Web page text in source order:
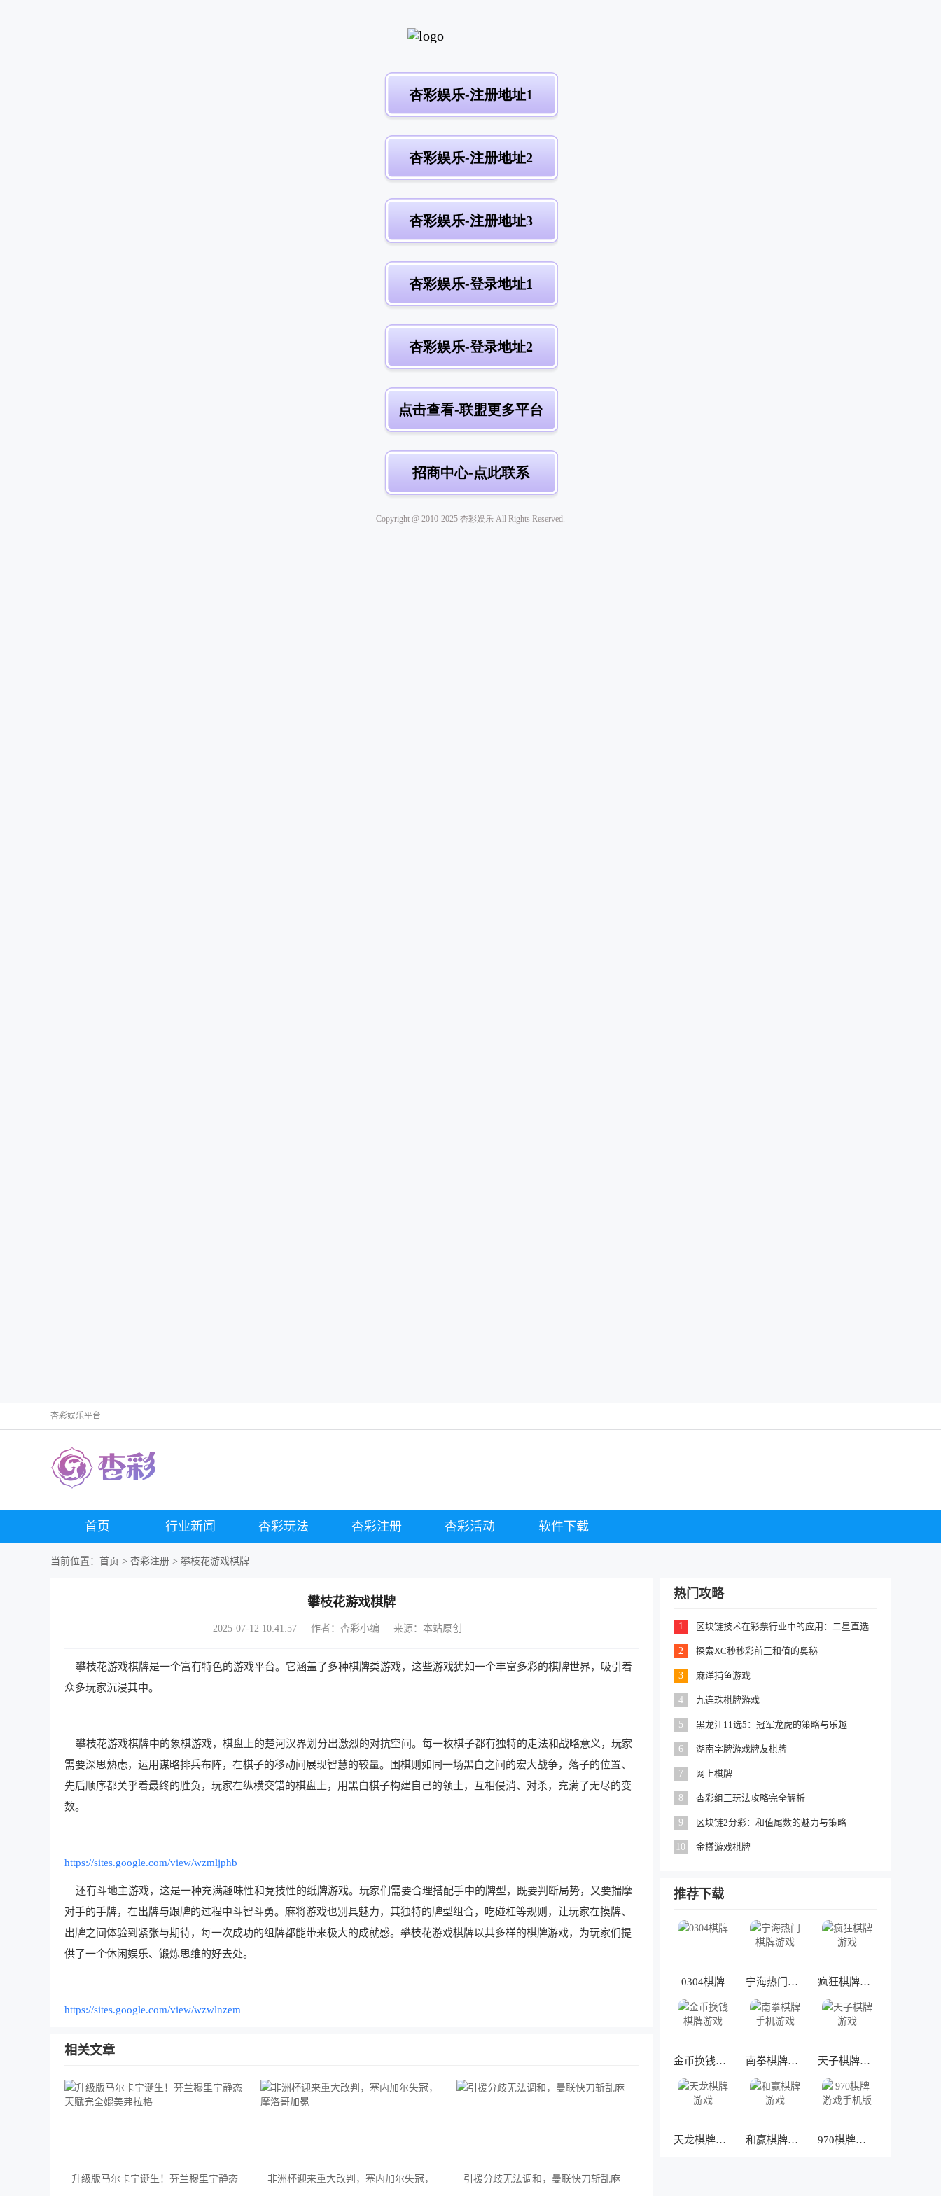
杏彩娱乐平台
首页 行业新闻 杏彩玩法 杏彩注册 杏彩活动 软件下载
当前位置： 首页 > 杏彩注册 > 攀枝花游戏棋牌
攀枝花游戏棋牌
2025-07-12 10:41:57 作者：杏彩小编 来源：本站原创
攀枝花游戏棋牌是一个富有特色的游戏平台。它涵盖了多种棋牌类游戏，这些游戏犹如一个丰富多彩的棋牌世界，吸引着
众多玩家沉浸其中。
攀枝花游戏棋牌中的象棋游戏，棋盘上的楚河汉界划分出激烈的对抗空间。每一枚棋子都有独特的走法和战略意义，玩家
需要深思熟虑，运用谋略排兵布阵，在棋子的移动间展现智慧的较量。围棋则如同一场黑白之间的宏大战争，落子的位置、
先后顺序都关乎着最终的胜负，玩家在纵横交错的棋盘上，用黑白棋子构建自己的领土，互相侵消、对杀，充满了无尽的变
数。
https://sites.google.com/view/wzmljphb
还有斗地主游戏，这是一种充满趣味性和竞技性的纸牌游戏。玩家们需要合理搭配手中的牌型，既要判断局势，又要揣摩
对手的手牌，在出牌与跟牌的过程中斗智斗勇。麻将游戏也别具魅力，其独特的牌型组合，吃碰杠等规则，让玩家在摸牌、
出牌之间体验到紧张与期待，每一次成功的组牌都能带来极大的成就感。攀枝花游戏棋牌以其多样的棋牌游戏，为玩家们提
供了一个休闲娱乐、锻炼思维的好去处。
https://sites.google.com/view/wzwlnzem
相关文章
升级版马尔卡宁诞生！芬兰穆里宁静态
非洲杯迎来重大改判，塞内加尔失冠，
引援分歧无法调和，曼联快刀斩乱麻
热门攻略
1 区块链技术在彩票行业中的应用：二星直选的新机遇
2 探索XC秒秒彩前三和值的奥秘
3 麻洋捕鱼游戏
4 九连珠棋牌游戏
5 黑龙江11选5：冠军龙虎的策略与乐趣
6 湖南字牌游戏牌友棋牌
7 网上棋牌
8 杏彩组三玩法攻略完全解析
9 区块链2分彩：和值尾数的魅力与策略
10 金樽游戏棋牌
推荐下载
0304棋牌 宁海热门棋牌游戏 疯狂棋牌游戏
金币换钱棋牌游戏 南拳棋牌手机游戏 天子棋牌游戏
天龙棋牌游戏 和赢棋牌游戏 970棋牌游戏手机版